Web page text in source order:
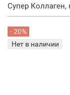
Супер
- 20%
Нет в наличии